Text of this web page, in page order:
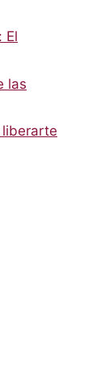
El
las
liberarte